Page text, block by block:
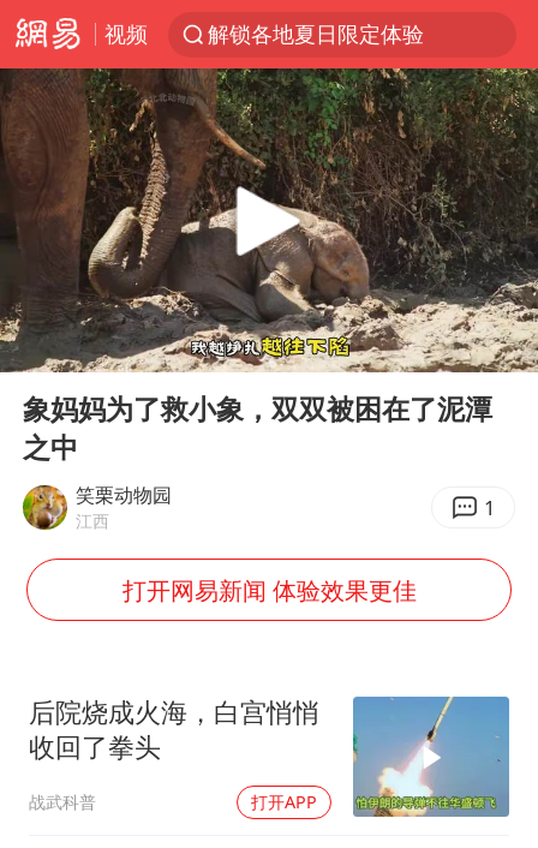
视频
解锁各地夏日限定体验
西湖突现狂风暴雨 游客瞬间被浇透
男童模仿奥特曼从高处跳下致骨折
富婆带资进组给自己硬加60多场吻戏
河南重大刑事案嫌疑人落网
黄金创今年来最大单周涨幅
名创优品一次性内裤 颜面尽失
视频丨中国东方电气集团原党组副书记、董事宋致远被查
金饰克价一夜涨回1300元
白海豚将正面袭击贯穿浙江
网传《披荆斩棘2026》名单
牛津大学一纸声明甩不了锅
香港宏福苑火灾或由烟头引起
浙江台州《告全体市民书》
人民的健康、体质、幸福一脉相承
Play
00:00 04:15
象妈妈为了救小象，双双被困在了泥潭
之中
笑栗动物园
江西 1
打开网易新闻 体验效果更佳
后院烧成火海，白宫悄悄
收回了拳头
战武科普 打开APP